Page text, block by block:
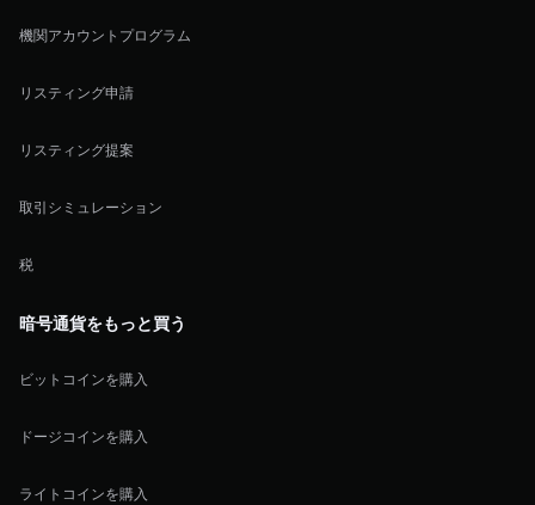
機関アカウントプログラム
リスティング申請
リスティング提案
取引シミュレーション
税
暗号通貨をもっと買う
ビットコインを購入
ドージコインを購入
ライトコインを購入